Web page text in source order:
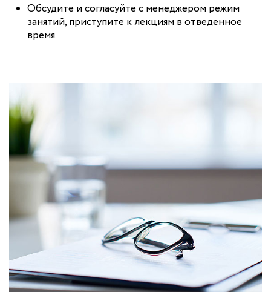
Обсудите и согласуйте с менеджером режим
занятий, приступите к лекциям в отведенное
время.